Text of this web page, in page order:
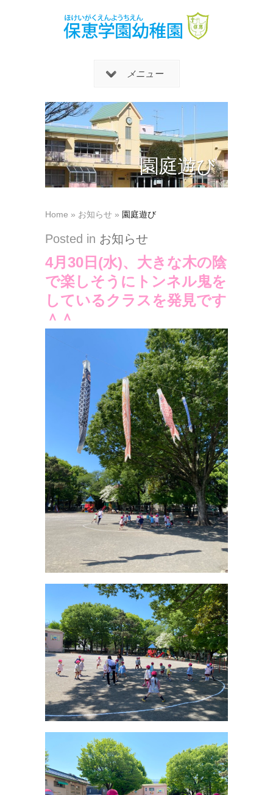
メニュー
園庭遊び
Home » お知らせ » 園庭遊び
Posted in お知らせ
4月30日(水)、大きな木の陰
で楽しそうにトンネル鬼を
しているクラスを発見です
＾＾